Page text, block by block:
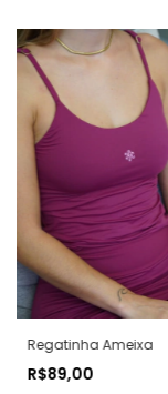
Regatinha Ameixa
R$89,00